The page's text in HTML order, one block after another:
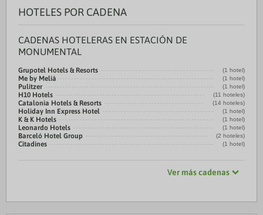
HOTELES POR CADENA
CADENAS HOTELERAS EN ESTACIÓN DE
MONUMENTAL
Grupotel Hotels & Resorts (1 hotel)
Me by Meliá (1 hotel)
Pulitzer (1 hotel)
H10 Hotels (11 hoteles)
Catalonia Hotels & Resorts (14 hoteles)
Holiday Inn Express Hotel (1 hotel)
K & K Hotels (1 hotel)
Leonardo Hotels (1 hotel)
Barceló Hotel Group (2 hoteles)
Citadines (1 hotel)
Ver más cadenas